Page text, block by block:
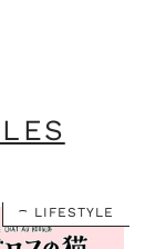
LIFESTYLE